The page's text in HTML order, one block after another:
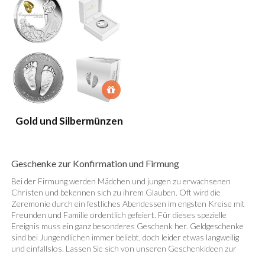
Gold und Silbermünzen
Geschenke zur Konfirmation und Firmung
Bei der Firmung werden Mädchen und jungen zu erwachsenen
Christen und bekennen sich zu ihrem Glauben. Oft wird die
Zeremonie durch ein festliches Abendessen im engsten Kreise mit
Freunden und Familie ordentlich gefeiert. Für dieses spezielle
Ereignis muss ein ganz besonderes Geschenk her. Geldgeschenke
sind bei Jungendlichen immer beliebt, doch leider etwas langweilig
und einfallslos. Lassen Sie sich von unseren Geschenkideen zur